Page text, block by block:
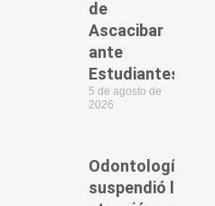
de
Ascacibar
ante
Estudiantes
5 de agosto de
2026
Odontología
suspendió la